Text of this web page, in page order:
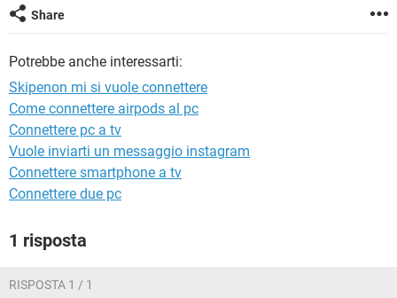
HARDWARE
INSTAGRAM
HARDWARE
Share
Potrebbe anche interessarti:
Skipenon mi si vuole connettere
Come connettere airpods al pc
Connettere pc a tv
Vuole inviarti un messaggio instagram
Connettere smartphone a tv
Connettere due pc
1 risposta
RISPOSTA 1 / 1